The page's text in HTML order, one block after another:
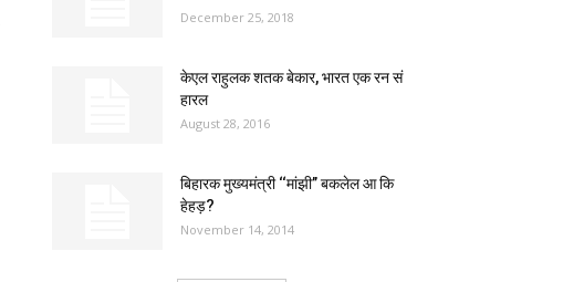
December 25, 2018
केएल राहुलक शतक बेकार, भारत एक रन सं
हारल
August 28, 2016
बिहारक मुख्यमंत्री ‘‘मांझी’’ बकलेल आ कि
हेहड़?
November 14, 2014